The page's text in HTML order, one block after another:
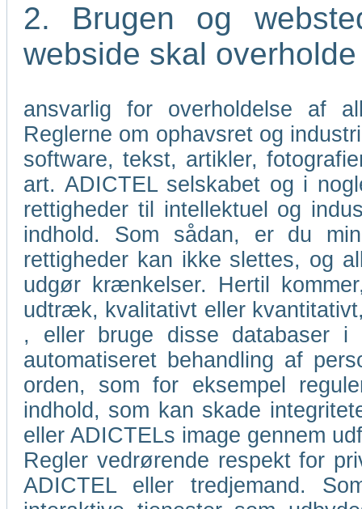
2. Brugen og
webside skal
ansvarlig for overholdelse af
Reglerne om ophavsret og
software, tekst, artikler,
art. ADICTEL selskabet og i
rettigheder til intellektuel og
indhold. Som sådan, er du
rettigheder kan ikke slettes, og
udgør krænkelser. Hertil
udtræk, kvalitativt eller
, eller bruge disse databaser i
automatiseret behandling af
orden, som for eksempel
indhold, som kan skade
eller ADICTELs image gennem
Regler vedrørende respekt for
ADICTEL eller tredjemand.